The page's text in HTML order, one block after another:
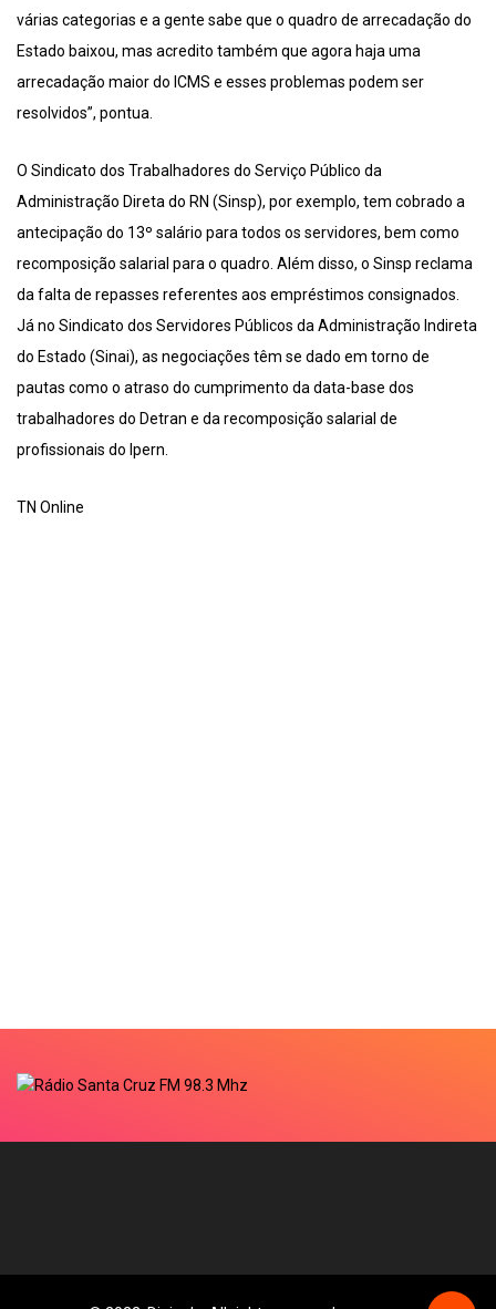
várias categorias e a gente sabe que o quadro de arrecadação do
Estado baixou, mas acredito também que agora haja uma
arrecadação maior do ICMS e esses problemas podem ser
resolvidos”, pontua.
O Sindicato dos Trabalhadores do Serviço Público da
Administração Direta do RN (Sinsp), por exemplo, tem cobrado a
antecipação do 13º salário para todos os servidores, bem como
recomposição salarial para o quadro. Além disso, o Sinsp reclama
da falta de repasses referentes aos empréstimos consignados.
Já no Sindicato dos Servidores Públicos da Administração Indireta
do Estado (Sinai), as negociações têm se dado em torno de
pautas como o atraso do cumprimento da data-base dos
trabalhadores do Detran e da recomposição salarial de
profissionais do Ipern.
TN Online